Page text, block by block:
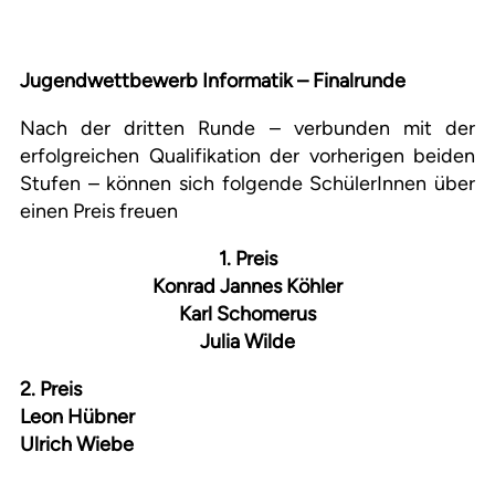
Jugendwettbewerb Informatik – Finalrunde
Nach der dritten Runde – verbunden mit der
erfolgreichen Qualifikation der vorherigen beiden
Stufen – können sich folgende SchülerInnen über
einen Preis freuen
1. Preis
Konrad Jannes Köhler
Karl Schomerus
Julia Wilde
2. Preis
Leon Hübner
Ulrich Wiebe